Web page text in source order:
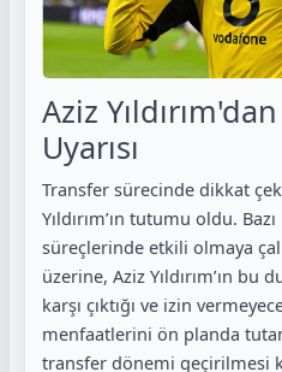
Aziz
Uyarısı
Transfer sürecinde dikkat
Yıldırım’ın tutumu oldu.
süreçlerinde etkili olmaya
üzerine, Aziz Yıldırım’ın
karşı çıktığı ve izin
menfaatlerini ön planda tutan
transfer dönemi geçirilmesi